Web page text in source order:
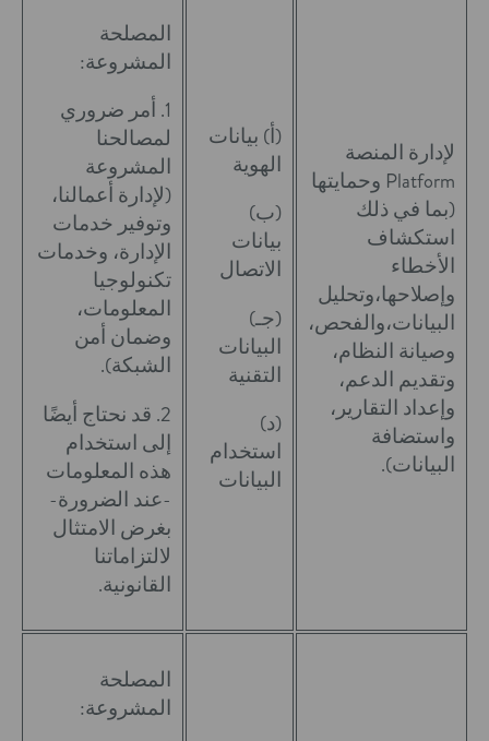
لإدارة المنصة
Platform وحمايتها
(بما في ذلك
استكشاف
الأخطاء
وإصلاحها،وتحليل
البيانات،والفحص،
وصيانة النظام،
وتقديم الدعم،
وإعداد التقارير،
واستضافة
البيانات).
(أ) بيانات
الهوية
(ب)
بيانات
الاتصال
(جـ)
البيانات
التقنية
(د)
استخدام
البيانات
المصلحة
المشروعة:
1. أمر ضروري
لمصالحنا
المشروعة
(لإدارة أعمالنا،
وتوفير خدمات
الإدارة، وخدمات
تكنولوجيا
المعلومات،
وضمان أمن
الشبكة).
2. قد نحتاج أيضًا
إلى استخدام
هذه المعلومات
-عند الضرورة-
بغرض الامتثال
لالتزاماتنا
القانونية.
المصلحة
المشروعة: